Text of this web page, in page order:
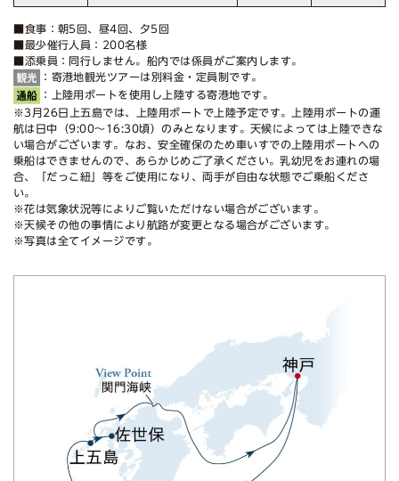
■食事：朝5回、昼4回、夕5回
■最少催行人員：200名様
■添乗員：同行しません。船内では係員がご案内します。
：寄港地観光ツアーは別料金・定員制です。
：上陸用ボートを使用し上陸する寄港地です。
※3月26日上五島では、上陸用ボートで上陸予定です。上陸用ボートの運
航は日中（9:00〜16:30頃）のみとなります。天候によっては上陸できな
い場合がございます。なお、安全確保のため車いすでの上陸用ボートへの
乗船はできませんので、あらかじめご了承ください。乳幼児をお連れの場
合、「だっこ紐」等をご使用になり、両手が自由な状態でご乗船くださ
い。
※花は気象状況等によりご覧いただけない場合がございます。
※天候その他の事情により航路が変更となる場合がございます。
※写真は全てイメージです。